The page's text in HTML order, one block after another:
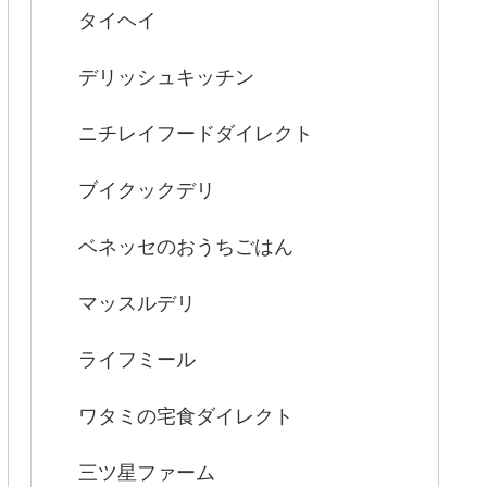
タイヘイ
デリッシュキッチン
ニチレイフードダイレクト
ブイクックデリ
ベネッセのおうちごはん
マッスルデリ
ライフミール
ワタミの宅食ダイレクト
三ツ星ファーム